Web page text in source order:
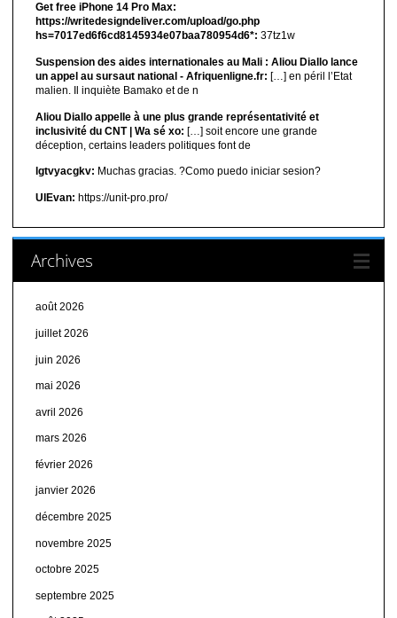
Get free iPhone 14 Pro Max:
https://writedesigndeliver.com/upload/go.php
hs=7017ed6f6cd8145934e07baa780954d6*: 37tz1w
Suspension des aides internationales au Mali : Aliou Diallo lance
un appel au sursaut national - Afriquenligne.fr: […] en péril l’Etat
malien. Il inquiète Bamako et de n
Aliou Diallo appelle à une plus grande représentativité et
inclusivité du CNT | Wa sé xo: […] soit encore une grande
déception, certains leaders politiques font de
lgtvyacgkv: Muchas gracias. ?Como puedo iniciar sesion?
UIEvan: https://unit-pro.pro/
Archives
août 2026
juillet 2026
juin 2026
mai 2026
avril 2026
mars 2026
février 2026
janvier 2026
décembre 2025
novembre 2025
octobre 2025
septembre 2025